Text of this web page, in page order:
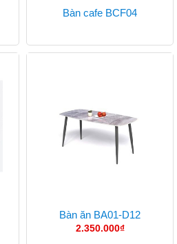
Bàn cafe BCF04
Bàn ăn BA01-D12
2.350.000₫